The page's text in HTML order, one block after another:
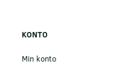
KONTO
Min konto